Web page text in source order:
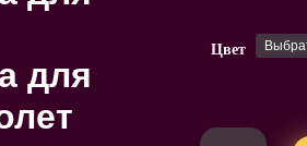
для
Цвет
Количество